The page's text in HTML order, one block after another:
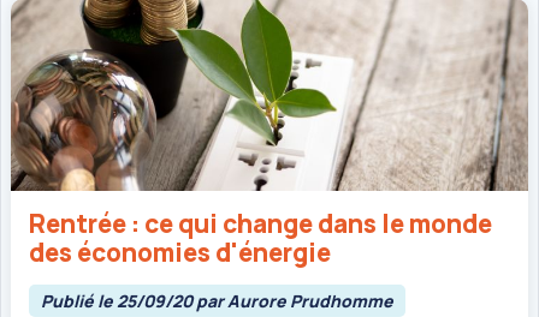
Rentrée : ce qui change dans le monde
des économies d'énergie
Publié le 25/09/20 par Aurore Prudhomme